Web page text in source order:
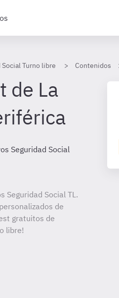
Turno libre Contenidos
de La
Seguridad Social
Seguridad Social TL.
de
gratuitos de
libre!